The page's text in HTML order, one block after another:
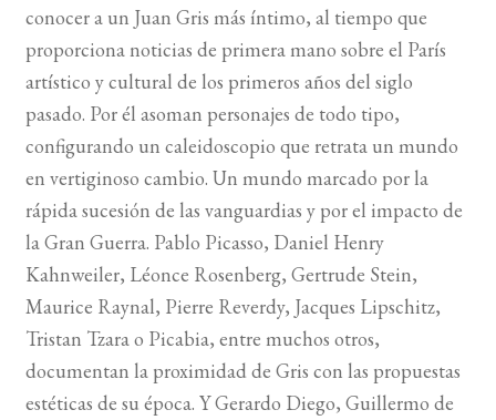
BUSCAR
LISTA DE LIBROS
conocer a un Juan Gris más íntimo, al tiempo que
proporciona noticias de primera mano sobre el París
artístico y cultural de los primeros años del siglo
pasado. Por él asoman personajes de todo tipo,
configurando un caleidoscopio que retrata un mundo
en vertiginoso cambio. Un mundo marcado por la
rápida sucesión de las vanguardias y por el impacto de
la Gran Guerra. Pablo Picasso, Daniel Henry
Kahnweiler, Léonce Rosenberg, Gertrude Stein,
Maurice Raynal, Pierre Reverdy, Jacques Lipschitz,
Tristan Tzara o Picabia, entre muchos otros,
documentan la proximidad de Gris con las propuestas
estéticas de su época. Y Gerardo Diego, Guillermo de